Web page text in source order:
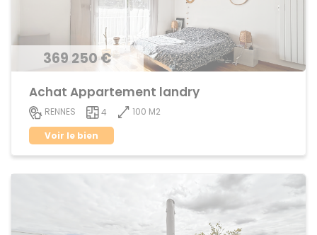
369 250 €
Achat Appartement landry
RENNES 4
100 M2
Voir le bien